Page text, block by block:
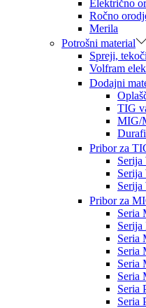
Električno
Ročno
Merila
Potrošni material
Spreji,
Volfram
Dodajni
TIG
MIG/
Pribor za
Serija
Serija
Serija
Pribor za
Seria
Seria
Seria
Seria
Seria
Seria
Seria